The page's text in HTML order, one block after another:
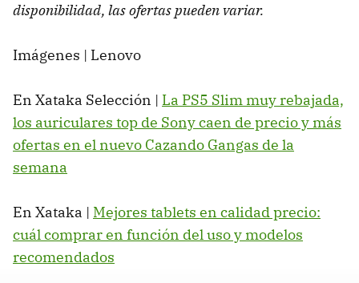
disponibilidad, las ofertas pueden variar.
Imágenes | Lenovo
En Xataka Selección | La PS5 Slim muy rebajada,
los auriculares top de Sony caen de precio y más
ofertas en el nuevo Cazando Gangas de la
semana
En Xataka | Mejores tablets en calidad precio:
cuál comprar en función del uso y modelos
recomendados